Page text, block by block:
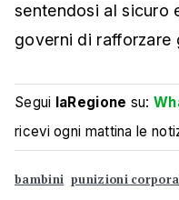
sentendosi al sicuro
governi di rafforzare
Segui laRegione su:
ricevi ogni mattina le
bambini punizioni